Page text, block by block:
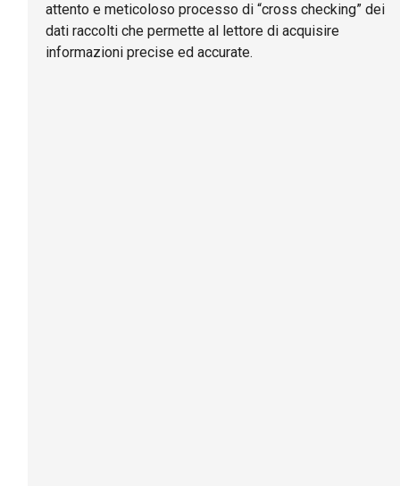
attento e meticoloso processo di “cross checking” dei
dati raccolti che permette al lettore di acquisire
informazioni precise ed accurate.